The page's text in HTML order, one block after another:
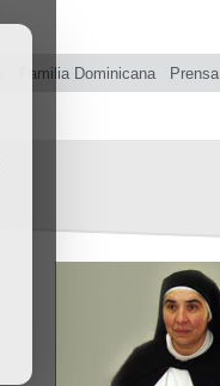
Familia Dominicana Prensa